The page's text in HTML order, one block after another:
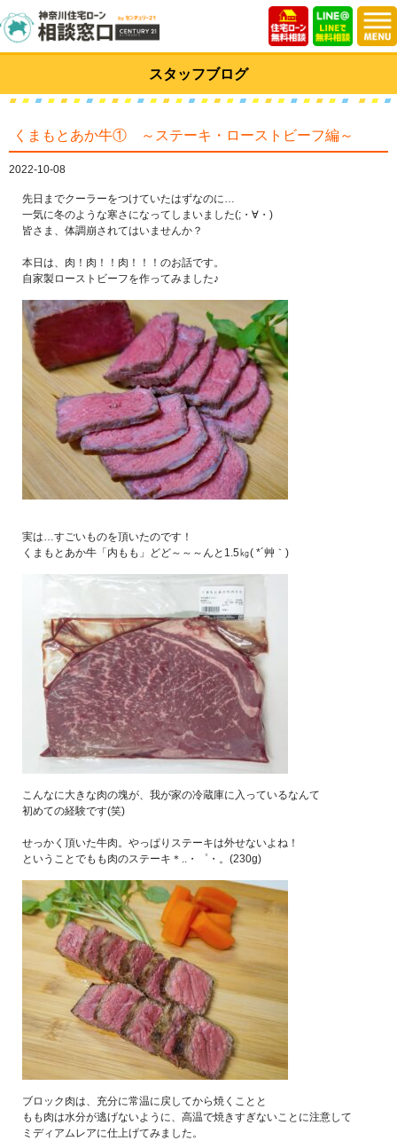
スタッフブログ
くまもとあか牛① ～ステーキ・ローストビーフ編～
2022-10-08
先日までクーラーをつけていたはずなのに…
一気に冬のような寒さになってしまいました(;・∀・)
皆さま、体調崩されてはいませんか？
本日は、肉！肉！！肉！！！のお話です。
自家製ローストビーフを作ってみました♪
実は…すごいものを頂いたのです！
くまもとあか牛「内もも」どど～～～んと1.5㎏( *´艸｀)
こんなに大きな肉の塊が、我が家の冷蔵庫に入っているなんて
初めての経験です(笑)
せっかく頂いた牛肉。やっぱりステーキは外せないよね！
ということでもも肉のステーキ＊..・゜・。(230g)
ブロック肉は、充分に常温に戻してから焼くことと
もも肉は水分が逃げないように、高温で焼きすぎないことに注意して
ミディアムレアに仕上げてみました。